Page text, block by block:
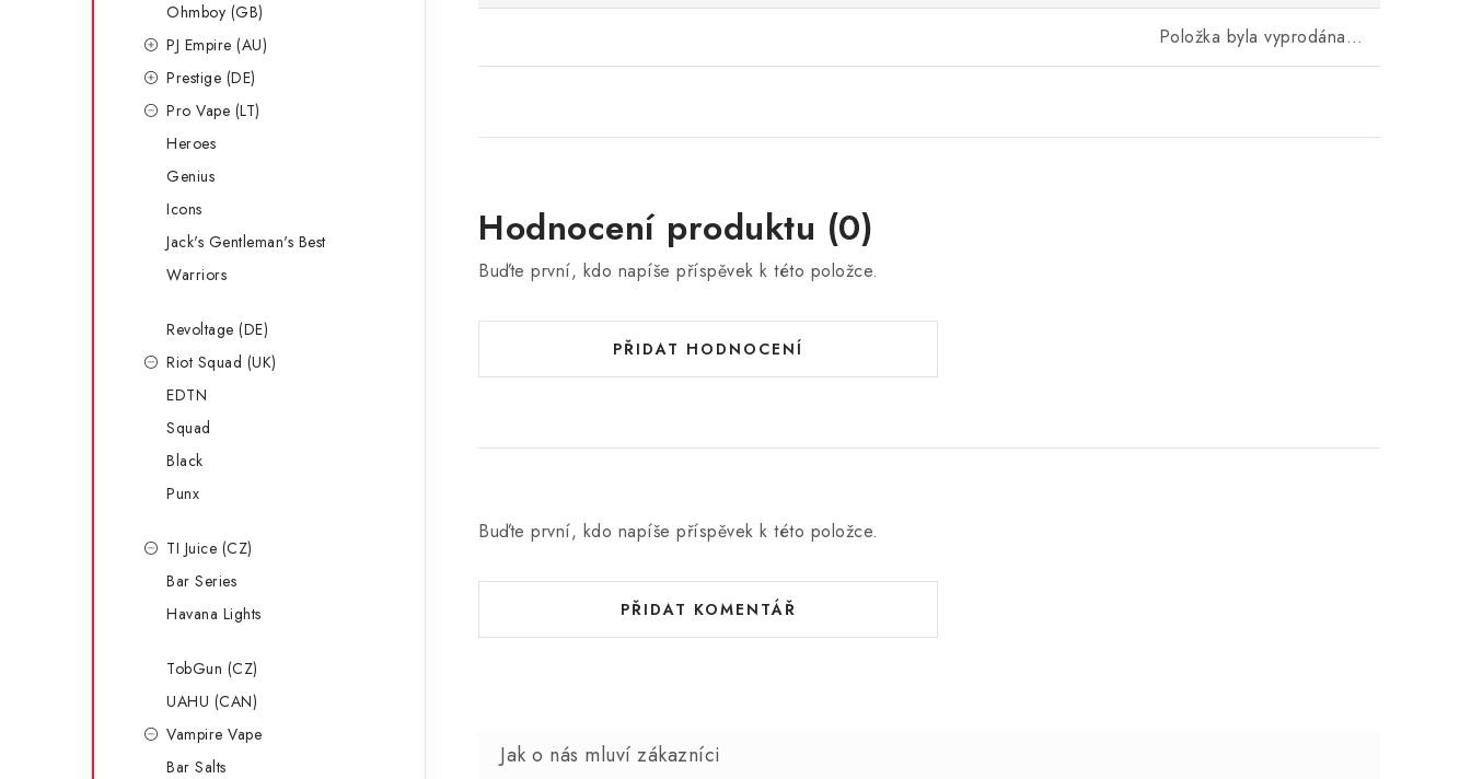
Ohmboy (GB)
PJ Empire (AU)
Prestige (DE)
Pro Vape (LT)
Heroes
Genius
Icons
Jack's Gentleman's Best
Warriors
Revoltage (DE)
Riot Squad (UK)
EDTN
Squad
Black
Punx
TI Juice (CZ)
Bar Series
Havana Lights
TobGun (CZ)
UAHU (CAN)
Vampire Vape
Bar Salts
Položka byla vyprodána…
Hodnocení produktu (0)
Buďte první, kdo napíše příspěvek k této položce.
PŘIDAT HODNOCENÍ
Buďte první, kdo napíše příspěvek k této položce.
PŘIDAT KOMENTÁŘ